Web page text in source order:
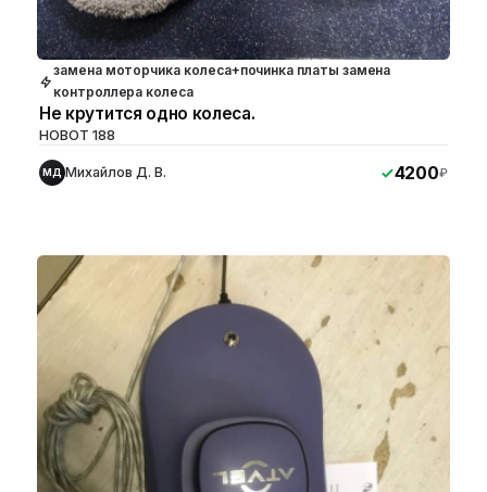
замена моторчика колеса+починка платы замена
контроллера колеса
Не крутится одно колеса.
HOBOT 188
МД Михайлов Д. В. 4200₽